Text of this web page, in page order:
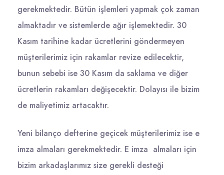
gerekmektedir. Bütün işlemleri yapmak çok zaman
almaktadır ve sistemlerde ağır işlemektedir. 30
Kasım tarihine kadar ücretlerini göndermeyen
müşterilerimiz için rakamlar revize edilecektir,
bunun sebebi ise 30 Kasım da saklama ve diğer
ücretlerin rakamları değişecektir. Dolayısı ile bizim
de maliyetimiz artacaktır.
Yeni bilanço defterine geçicek müşterilerimiz ise e
imza almaları gerekmektedir. E imza almaları için
bizim arkadaşlarımız size gerekli desteği